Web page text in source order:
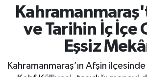
ve Tarihin İç İçe
Eşsiz
Kahramanmaraş’ın Afşin
ONİKİŞUBAT
ÖZEL HABER
Künye
Süper Lig Puan Durumu ve
Tüm Manşetler
Son Dakika Haberleri